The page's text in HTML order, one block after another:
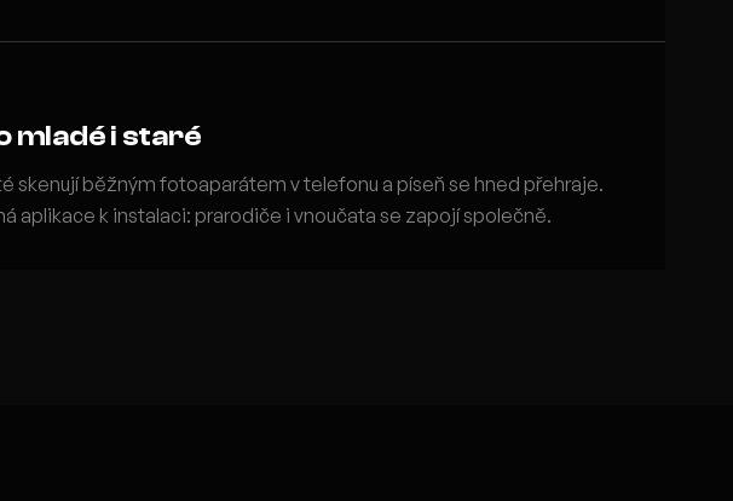
mladé i staré
skenují běžným fotoaparátem v telefonu a píseň se hned přehraje.
aplikace k instalaci: prarodiče i vnoučata se zapojí společně.